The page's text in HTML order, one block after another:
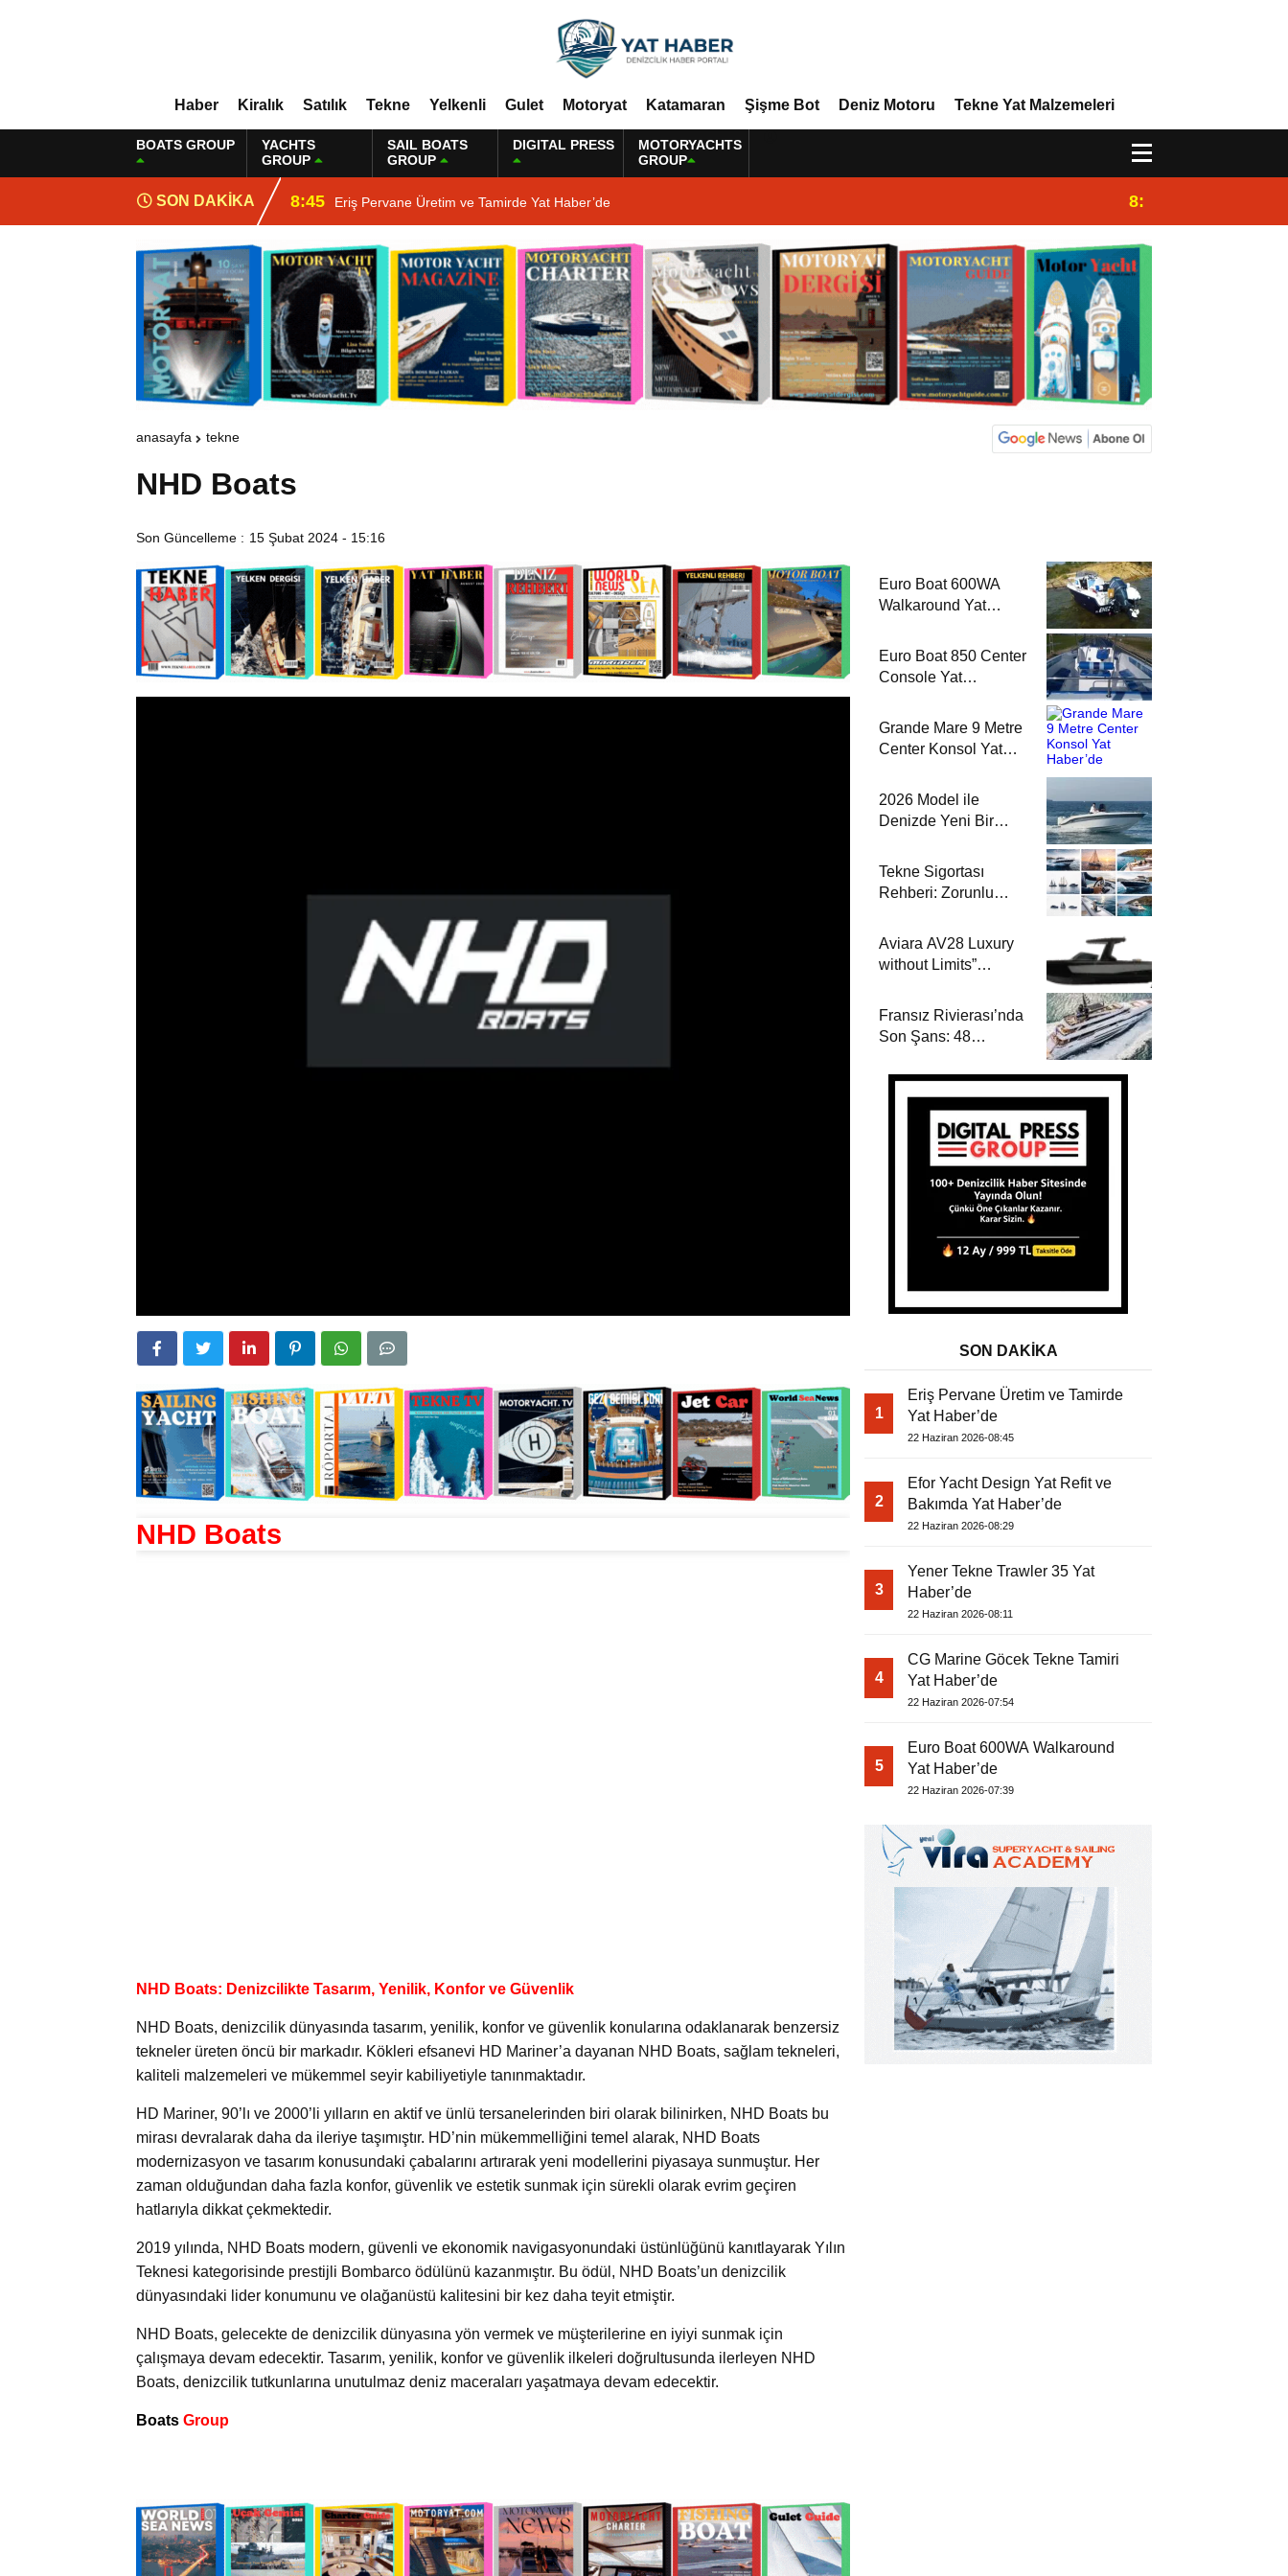
Haber Kiralık Satılık Tekne Yelkenli Gulet Motoryat Katamaran Şişme Bot Deniz Motoru Tekne Yat Malzemeleri
BOATS GROUP
YACHTS
GROUP
SAIL BOATS
GROUP
DIGITAL PRESS
MOTORYACHTS
GROUP
SON DAKİKA 8:45 Eriş Pervane Üretim ve Tamirde Yat Haber’de 8:29
anasayfa tekne
NHD Boats
Son Güncelleme : 15 Şubat 2024 - 15:16
NHD Boats
NHD Boats: Denizcilikte Tasarım, Yenilik, Konfor ve Güvenlik
NHD Boats, denizcilik dünyasında tasarım, yenilik, konfor ve güvenlik konularına odaklanarak benzersiz
tekneler üreten öncü bir markadır. Kökleri efsanevi HD Mariner’a dayanan NHD Boats, sağlam tekneleri,
kaliteli malzemeleri ve mükemmel seyir kabiliyetiyle tanınmaktadır.
HD Mariner, 90’lı ve 2000’li yılların en aktif ve ünlü tersanelerinden biri olarak bilinirken, NHD Boats bu
mirası devralarak daha da ileriye taşımıştır. HD’nin mükemmelliğini temel alarak, NHD Boats
modernizasyon ve tasarım konusundaki çabalarını artırarak yeni modellerini piyasaya sunmuştur. Her
zaman olduğundan daha fazla konfor, güvenlik ve estetik sunmak için sürekli olarak evrim geçiren
hatlarıyla dikkat çekmektedir.
2019 yılında, NHD Boats modern, güvenli ve ekonomik navigasyonundaki üstünlüğünü kanıtlayarak Yılın
Teknesi kategorisinde prestijli Bombarco ödülünü kazanmıştır. Bu ödül, NHD Boats’un denizcilik
dünyasındaki lider konumunu ve olağanüstü kalitesini bir kez daha teyit etmiştir.
NHD Boats, gelecekte de denizcilik dünyasına yön vermek ve müşterilerine en iyiyi sunmak için
çalışmaya devam edecektir. Tasarım, yenilik, konfor ve güvenlik ilkeleri doğrultusunda ilerleyen NHD
Boats, denizcilik tutkunlarına unutulmaz deniz maceraları yaşatmaya devam edecektir.
Boats Group
Euro Boat 600WA
Walkaround Yat
Euro Boat 850 Center
Console Yat
Grande Mare 9 Metre
Center Konsol Yat
2026 Model ile
Denizde Yeni Bir
Tekne Sigortası
Rehberi: Zorunlu
ve Güvenli Seyir
Aviara AV28 Luxury
without Limits”
Yeni Bir Dönem
Fransız Rivierası’nda
Son Şans: 48
Mükemmel Bir Yat
Tatili
SON DAKİKA
1
Eriş Pervane Üretim ve Tamirde
Yat Haber’de
22 Haziran 2026-08:45
2
Efor Yacht Design Yat Refit ve
Bakımda Yat Haber’de
22 Haziran 2026-08:29
3
Yener Tekne Trawler 35 Yat
Haber’de
22 Haziran 2026-08:11
4
CG Marine Göcek Tekne Tamiri
Yat Haber’de
22 Haziran 2026-07:54
5
Euro Boat 600WA Walkaround
Yat Haber’de
22 Haziran 2026-07:39